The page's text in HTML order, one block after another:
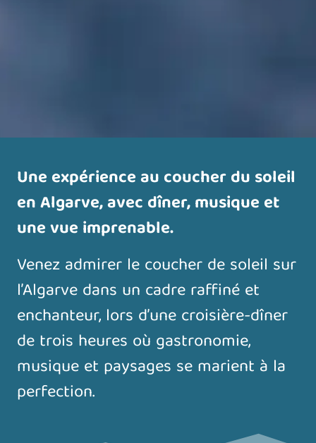
Une expérience au coucher du soleil
en Algarve, avec dîner, musique et
une vue imprenable.
Venez admirer le coucher de soleil sur
l’Algarve dans un cadre raffiné et
enchanteur, lors d’une croisière-dîner
de trois heures où gastronomie,
musique et paysages se marient à la
perfection.